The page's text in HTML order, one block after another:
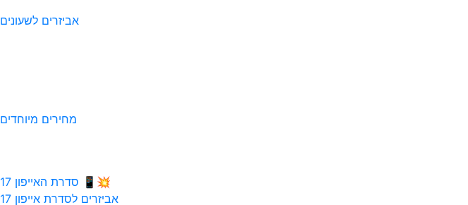
אביזרים לשעונים
מחירים מיוחדים
💥📱 סדרת האייפון 17
אביזרים לסדרת אייפון 17